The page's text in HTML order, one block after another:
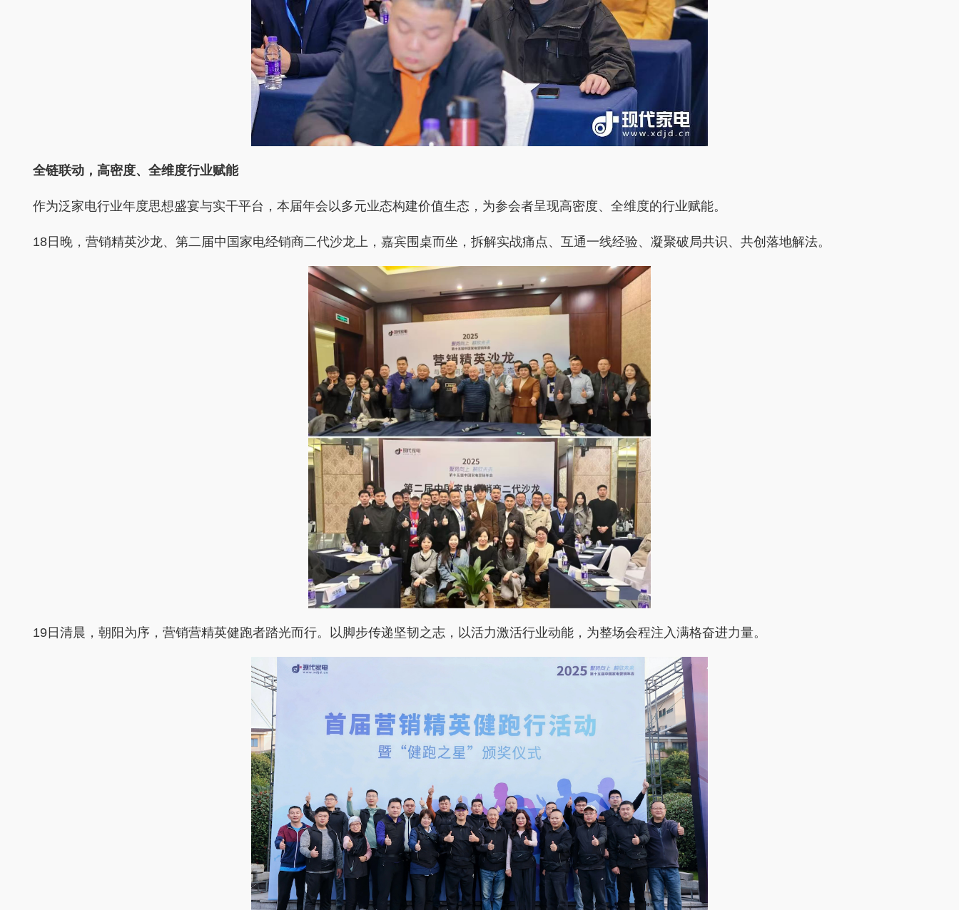
全链联动，高密度、全维度行业赋能
作为泛家电行业年度思想盛宴与实干平台，本届年会以多元业态构建价值生态，为参会者呈现高密度、全维度的行业赋能。
18日晚，营销精英沙龙、第二届中国家电经销商二代沙龙上，嘉宾围桌而坐，拆解实战痛点、互通一线经验、凝聚破局共识、共创落地解法。
19日清晨，朝阳为序，营销营精英健跑者踏光而行。以脚步传递坚韧之志，以活力激活行业动能，为整场会程注入满格奋进力量。